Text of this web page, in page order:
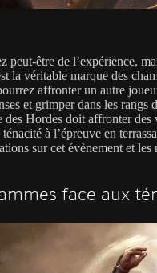
peut-être de l’expérience,
la véritable marque des
affronter un autre
et grimper dans les rangs
des Hordes doit affronter
ténacité à l’épreuve en
sur cet évènement et les
face aux